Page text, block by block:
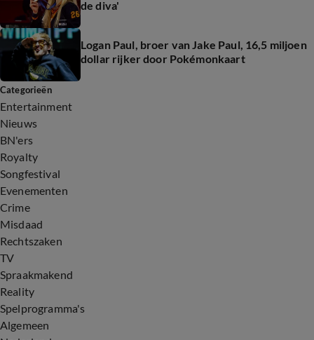
de diva'
Logan Paul, broer van Jake Paul, 16,5 miljoen
dollar rijker door Pokémonkaart
Categorieën
Entertainment
Nieuws
BN'ers
Royalty
Songfestival
Evenementen
Crime
Misdaad
Rechtszaken
TV
Spraakmakend
Reality
Spelprogramma's
Algemeen